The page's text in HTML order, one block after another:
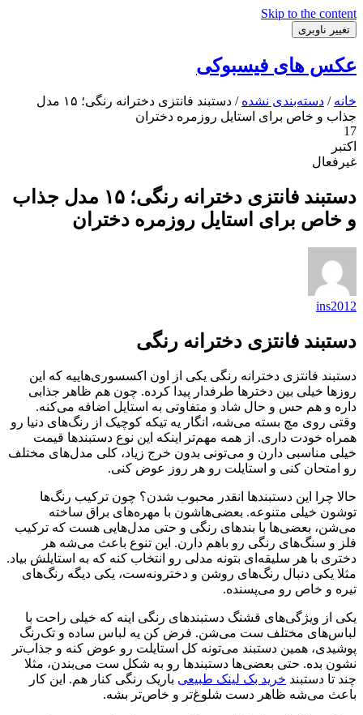
Skip to the content
تغییر ناوبری
عکس های فیسبوکی
خانه / دسته‌بندی نشده
/ دستبند فانتزی دخترانه رنگی؛ ۱۵ مدل
جذاب و خاص برای استایل روزمره دختران
17
اکتبر
غیرفعال
دستبند فانتزی دخترانه رنگی؛ ۱۵ مدل جذاب
و خاص برای استایل روزمره دختران
ins2012
دستبند فانتزی دخترانه رنگی
دستبند فانتزی دخترانه رنگی یکی از اون اکسسوری‌هاییه که این
روزها خیلی بین دخترها طرفدار پیدا کرده. چون هم ظاهر جذابی
داره و هم حس و حال شاد و متفاوتی به استایل اضافه می‌کنه.
وقتی روی مچ بسته می‌شه، انگار یه تیکه کوچیک از رنگ‌های دنیا رو
همراه خودت داری. از همه مهم‌تر اینکه این نوع دستبندها قیمت
خیلی مناسبی دارن و می‌تونی بدون خرج زیاد، کلی مدل‌های مختلف
رو امتحان کنی و استایلت رو هر روز عوض کنی.
حالا چرا این دستبندها انقدر محبوب شدن؟ چون ترکیب رنگ‌ها
توشون خیلی متنوعه. بعضی‌هاشون با مهره‌های براق ساخته
می‌شن، بعضی‌ها با بندهای رنگی و حتی مدل‌هایی هست که ترکیب
فلز و سنگ‌های رنگی رو باهم دارن. این تنوع باعث می‌شه هر
دختری با هر سلیقه‌ای بتونه مدلی رو انتخاب کنه که به استایلش بیاد.
مثلا یکی دنبال رنگ‌های روشن و دخترونه‌ست، یکی دیگه رنگ‌های
تیره و خاص رو می‌پسنده.
یکی از ویژگی‌های قشنگ دستبندهای رنگی اینه که خیلی راحت با
لباس‌های مختلف ست می‌شن. فرض کن یه لباس ساده و تک‌رنگ
پوشیدی، همین دستبند می‌تونه کل استایلت رو عوض کنه و جذاب‌تر
نشون بده. حتی بعضی‌ها دستبندها رو به شکل ست می‌بندن، مثلا
چند تا دستبند خرید بک لینک طبیعی باریک رنگی کنار هم. این کار
باعث می‌شه ظاهر دست شلوغ‌تر و خاص‌تر بشه.